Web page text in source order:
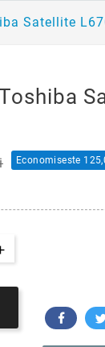
Satellite
Economiseste